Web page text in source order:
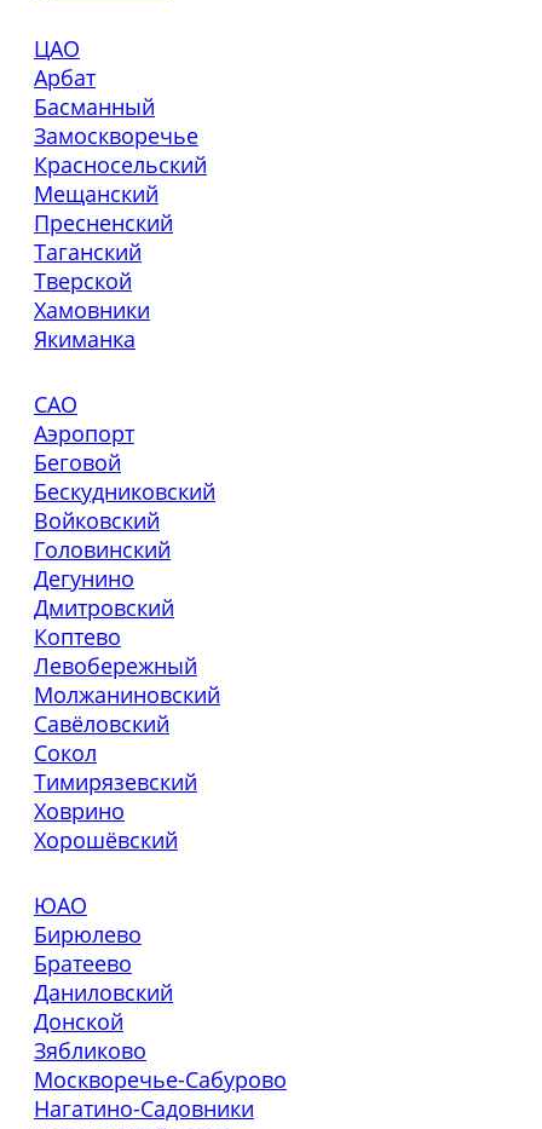
ЦАО
Арбат
Басманный
Замоскворечье
Красносельский
Мещанский
Пресненский
Таганский
Тверской
Хамовники
Якиманка
САО
Аэропорт
Беговой
Бескудниковский
Войковский
Головинский
Дегунино
Дмитровский
Коптево
Левобережный
Молжаниновский
Савёловский
Сокол
Тимирязевский
Ховрино
Хорошёвский
ЮАО
Бирюлево
Братеево
Даниловский
Донской
Зябликово
Москворечье-Сабурово
Нагатино-Садовники